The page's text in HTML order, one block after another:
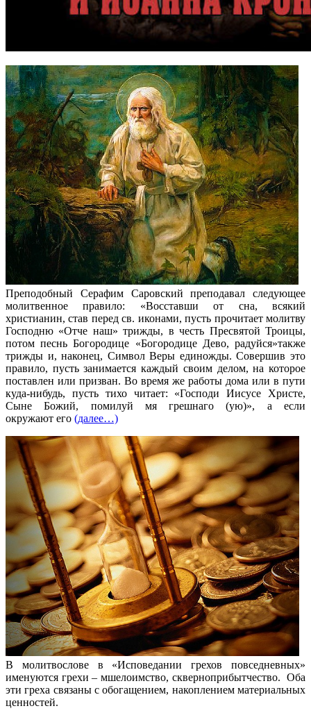
Преподобный Серафим Саровский преподавал следующее
молитвенное правило: «Восставши от сна, всякий
христианин, став перед св. иконами, пусть прочитает молитву
Господню «Отче наш» трижды, в честь Пресвятой Троицы,
потом песнь Богородице «Богородице Дево, радуйся»также
трижды и, наконец, Символ Веры единожды. Совершив это
правило, пусть занимается каждый своим делом, на которое
поставлен или призван. Во время же работы дома или в пути
куда-нибудь, пусть тихо читает: «Господи Иисусе Христе,
Сыне Божий, помилуй мя грешнаго (ую)», а если
окружают его (далее…)
В молитвослове в «Исповедании грехов повседневных»
именуются грехи – мшелоимство, скверноприбытчество. Оба
эти греха связаны с обогащением, накоплением материальных
ценностей.